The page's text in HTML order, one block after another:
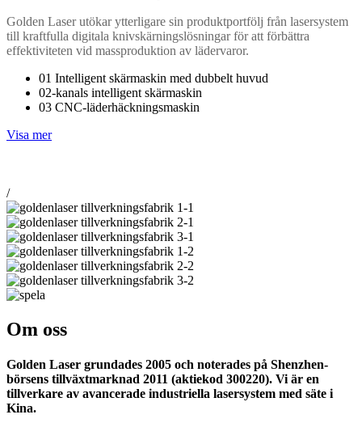
Golden Laser utökar ytterligare sin produktportfölj från lasersystem
till kraftfulla digitala knivskärningslösningar för att förbättra
effektiviteten vid massproduktion av lädervaror.
01 Intelligent skärmaskin med dubbelt huvud
02-kanals intelligent skärmaskin
03 CNC-läderhäckningsmaskin
Visa mer
/
Om oss
Golden Laser grundades 2005 och noterades på Shenzhen-
börsens tillväxtmarknad 2011 (aktiekod 300220). Vi är en
tillverkare av avancerade industriella lasersystem med säte i
Kina.